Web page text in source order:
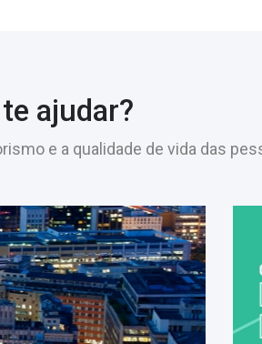
ajudar?
e a qualidade de vida das